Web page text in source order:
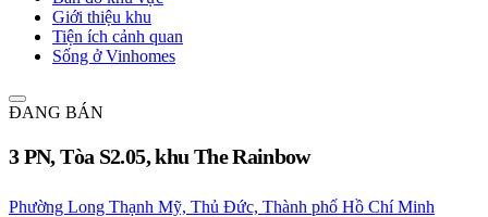
Giới thiệu khu
Tiện ích cảnh quan
Sống ở Vinhomes
ĐANG BÁN
3 PN, Tòa S2.05, khu The Rainbow
Phường Long Thạnh Mỹ, Thủ Đức, Thành phố Hồ Chí Minh